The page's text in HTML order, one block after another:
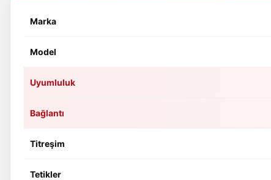
Marka
Model
Uyumluluk
Bağlantı
Titreşim
Tetikler